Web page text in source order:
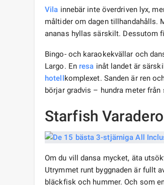
Vila innebär inte överdriven lyx,
måltider om dagen tillhandahålls.
ananas hyllas särskilt. Dessutom
Bingo- och karaokekvällar och
Largo. En resa inåt landet är
hotellkomplexet. Sanden är ren
börjar gradvis – hundra meter från
Starfish
Om du vill dansa mycket, äta
Utrymmet runt byggnaden är fullt
bläckfisk och hummer. Och som